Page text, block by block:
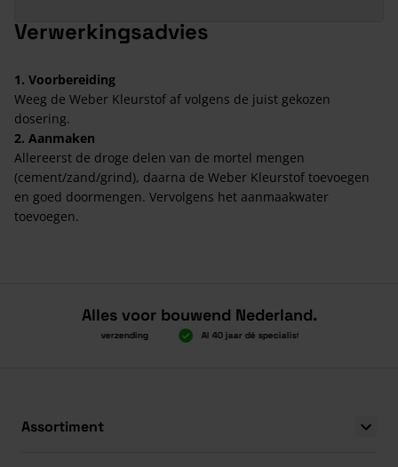
Verwerkingsadvies
1. Voorbereiding
Weeg de Weber Kleurstof af volgens de juist gekozen
dosering.
2. Aanmaken
Allereerst de droge delen van de mortel mengen
(cement/zand/grind), daarna de Weber Kleurstof toevoegen
en goed doormengen. Vervolgens het aanmaakwater
toevoegen.
Alles voor bouwend Nederland.
Boven 2.000 gratis verzending Al 40 jaar dé specialist
Assortiment